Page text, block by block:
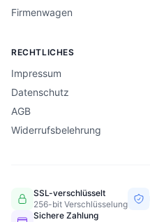
Firmenwagen
RECHTLICHES
Impressum
Datenschutz
AGB
Widerrufsbelehrung
SSL-verschlüsselt
256-bit Verschlüsselung
Sichere Zahlung